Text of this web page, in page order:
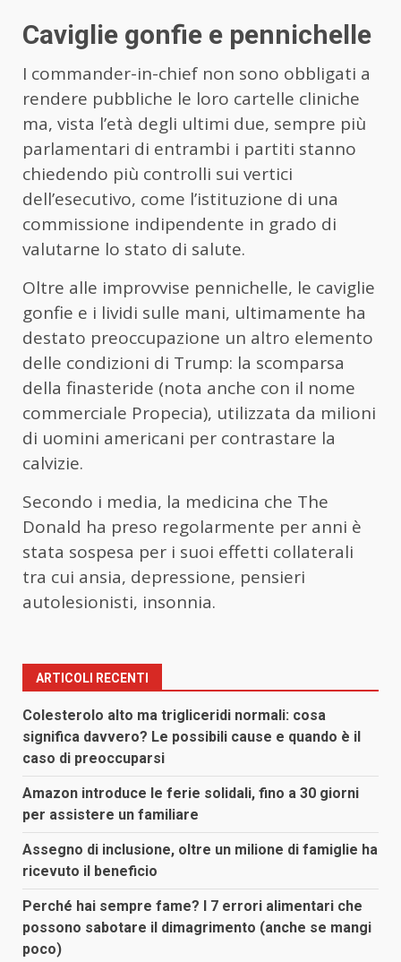
Caviglie gonfie e pennichelle
I commander-in-chief non sono obbligati a
rendere pubbliche le loro cartelle cliniche
ma, vista l’età degli ultimi due, sempre più
parlamentari di entrambi i partiti stanno
chiedendo più controlli sui vertici
dell’esecutivo, come l’istituzione di una
commissione indipendente in grado di
valutarne lo stato di salute.
Oltre alle improvvise pennichelle, le caviglie
gonfie e i lividi sulle mani, ultimamente ha
destato preoccupazione un altro elemento
delle condizioni di Trump: la scomparsa
della finasteride (nota anche con il nome
commerciale Propecia), utilizzata da milioni
di uomini americani per contrastare la
calvizie.
Secondo i media, la medicina che The
Donald ha preso regolarmente per anni è
stata sospesa per i suoi effetti collaterali
tra cui ansia, depressione, pensieri
autolesionisti, insonnia.
ARTICOLI RECENTI
Colesterolo alto ma trigliceridi normali: cosa
significa davvero? Le possibili cause e quando è il
caso di preoccuparsi
Amazon introduce le ferie solidali, fino a 30 giorni
per assistere un familiare
Assegno di inclusione, oltre un milione di famiglie ha
ricevuto il beneficio
Perché hai sempre fame? I 7 errori alimentari che
possono sabotare il dimagrimento (anche se mangi
poco)